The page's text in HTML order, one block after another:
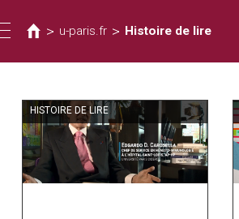
Toggle
navigation
êtes
ici
> u-paris.fr > Histoire de lire
HISTOIRE DE LIRE